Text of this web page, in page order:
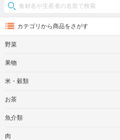
カテゴリから商品をさがす
野菜
果物
米・穀類
お茶
魚介類
肉